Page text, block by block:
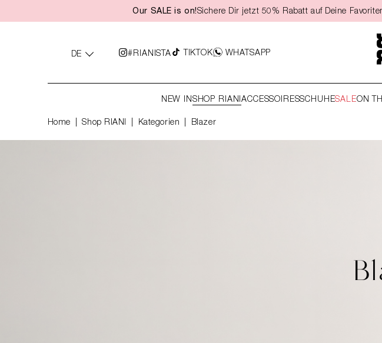
Zur Hauptnavigation springen
Our SALE is on!Sichere Dir jetzt 50% Rabatt auf Deine
DE #RIANISTA TIKTOK WHATSAPP
NEW INSHOP RIANIACCESSOIRESSCHUHESALEON
Home Shop RIANI Kategorien Blazer